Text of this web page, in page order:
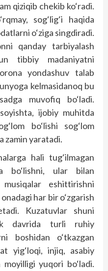
qiziqib chekib ko‘radi.
sog‘lig‘i haqida
o‘ziga singdiradi.
qanday tarbiyalash
tibbiy madaniyatni
yondashuv talab
kelmasidanoq bu
muvofiq bo‘ladi.
ijobiy muhitda
bo‘lishi sog‘lom
zamin yaratadi.
hali tug‘ilmagan
bo‘lishni, ular bilan
eshittirishni
har bir o‘zgarish
Kuzatuvlar shuni
davrida turli ruhiy
boshidan o‘tkazgan
yig‘loqi, injiq, asabiy
moyilligi yuqori bo‘ladi.